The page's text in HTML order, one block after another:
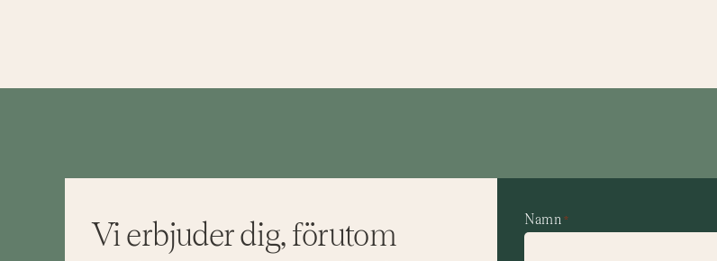
Vi erbjuder dig, förutom
Namn *